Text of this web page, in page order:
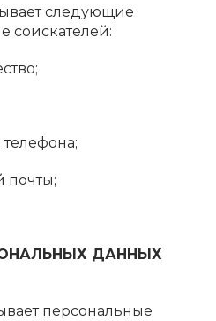
следующие
соискателей:
почты;
ДАННЫХ
персональные